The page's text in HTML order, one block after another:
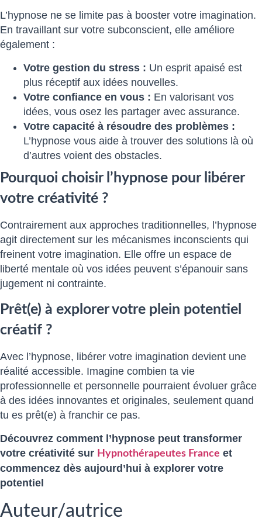
L’hypnose ne se limite pas à booster votre imagination.
En travaillant sur votre subconscient, elle améliore
également :
Votre gestion du stress : Un esprit apaisé est
plus réceptif aux idées nouvelles.
Votre confiance en vous : En valorisant vos
idées, vous osez les partager avec assurance.
Votre capacité à résoudre des problèmes :
L’hypnose vous aide à trouver des solutions là où
d’autres voient des obstacles.
Pourquoi choisir l’hypnose pour libérer
votre créativité ?
Contrairement aux approches traditionnelles, l’hypnose
agit directement sur les mécanismes inconscients qui
freinent votre imagination. Elle offre un espace de
liberté mentale où vos idées peuvent s’épanouir sans
jugement ni contrainte.
Prêt(e) à explorer votre plein potentiel
créatif ?
Avec l’hypnose, libérer votre imagination devient une
réalité accessible. Imagine combien ta vie
professionnelle et personnelle pourraient évoluer grâce
à des idées innovantes et originales, seulement quand
tu es prêt(e) à franchir ce pas.
Découvrez comment l’hypnose peut transformer
votre créativité sur Hypnothérapeutes France et
commencez dès aujourd’hui à explorer votre
potentiel
Auteur/autrice